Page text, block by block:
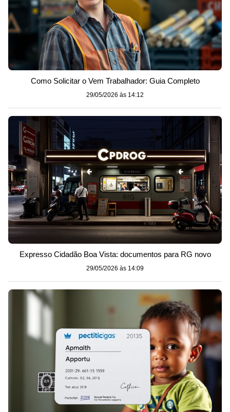
Como Solicitar o Vem Trabalhador: Guia Completo
29/05/2026 às 14:12
Expresso Cidadão Boa Vista: documentos para RG novo
29/05/2026 às 14:09